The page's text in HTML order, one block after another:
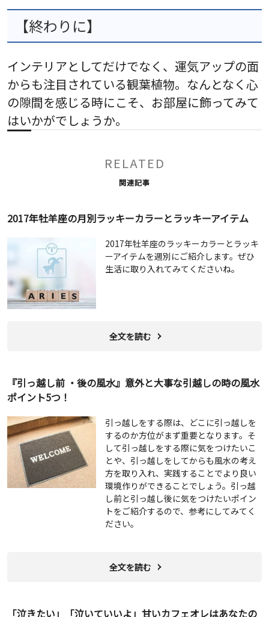
【終わりに】
インテリアとしてだけでなく、運気アップの面
からも注目されている観葉植物。なんとなく心
の隙間を感じる時にこそ、お部屋に飾ってみて
はいかがでしょうか。
RELATED
関連記事
2017年牡羊座の月別ラッキーカラーとラッキーアイテム
2017年牡羊座のラッキーカラーとラッキ
ーアイテムを週別にご紹介します。ぜひ
生活に取り入れてみてくださいね。
全文を読む
『引っ越し前 ・後の風水』意外と大事な引越しの時の風水
ポイント5つ！
引っ越しをする際は、どこに引っ越しを
するのか方位がまず重要となります。そ
して引っ越しをする際に気をつけたいこ
とや、引っ越しをしてからも風水の考え
方を取り入れ、実践することでより良い
環境作りができることでしょう。引っ越
し前と引っ越し後に気をつけたいポイン
トをご紹介するので、参考にしてみてく
ださい。
全文を読む
「泣きたい」「泣いていいよ」甘いカフェオレはあなたの